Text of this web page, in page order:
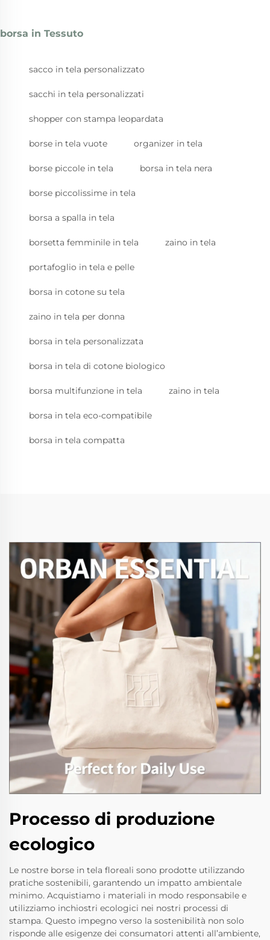
borsa in Tessuto
sacco in tela personalizzato
sacchi in tela personalizzati
shopper con stampa leopardata
borse in tela vuote organizer in tela
borse piccole in tela borsa in tela nera
borse piccolissime in tela
borsa a spalla in tela
borsetta femminile in tela zaino in tela
portafoglio in tela e pelle
borsa in cotone su tela
zaino in tela per donna
borsa in tela personalizzata
borsa in tela di cotone biologico
borsa multifunzione in tela zaino in tela
borsa in tela eco-compatibile
borsa in tela compatta
Processo di produzione
ecologico
Le nostre borse in tela floreali sono prodotte utilizzando
pratiche sostenibili, garantendo un impatto ambientale
minimo. Acquistiamo i materiali in modo responsabile e
utilizziamo inchiostri ecologici nei nostri processi di
stampa. Questo impegno verso la sostenibilità non solo
risponde alle esigenze dei consumatori attenti all’ambiente,